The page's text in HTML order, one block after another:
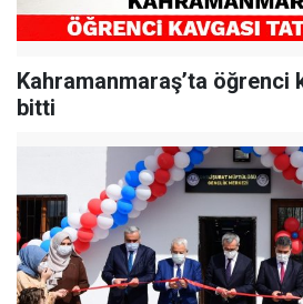
Kahramanmaraş’ta öğrenci
bitti